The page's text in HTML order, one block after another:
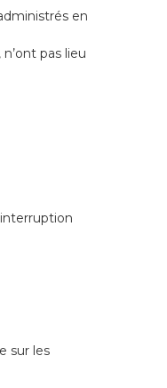
en
pas lieu
sur les